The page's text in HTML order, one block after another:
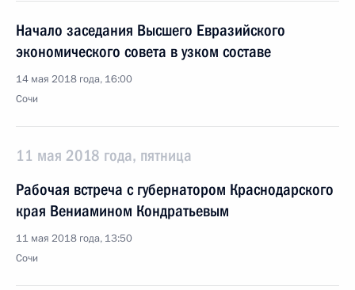
Начало заседания Высшего Евразийского
экономического совета в узком составе
14 мая 2018 года, 16:00
Сочи
11 мая 2018 года, пятница
Рабочая встреча с губернатором Краснодарского
края Вениамином Кондратьевым
11 мая 2018 года, 13:50
Сочи